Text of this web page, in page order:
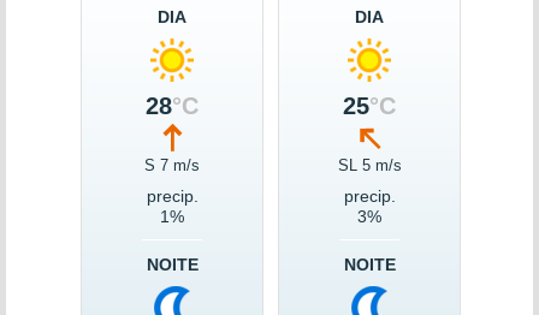
DIA
28°C
S 7 m/s
precip.
1%
NOITE
DIA
25°C
SL 5 m/s
precip.
3%
NOITE